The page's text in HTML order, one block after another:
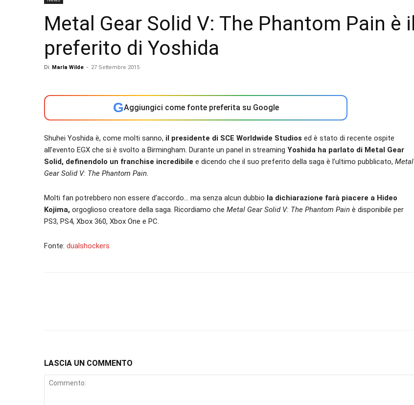
Metal Gear Solid V: The Phantom Pain è il
preferito di Yoshida
Di Marla Wilde - 27 Settembre 2015
GAggiungici come fonte preferita su Google
Shuhei Yoshida è, come molti sanno, il presidente di SCE Worldwide Studios ed è stato di recente ospite
all’evento EGX che si è svolto a Birmingham. Durante un panel in streaming Yoshida ha parlato di Metal Gear
Solid, definendolo un franchise incredibile e dicendo che il suo preferito della saga è l’ultimo pubblicato, Metal
Gear Solid V: The Phantom Pain.
Molti fan potrebbero non essere d’accordo… ma senza alcun dubbio la dichiarazione farà piacere a Hideo
Kojima, orgoglioso creatore della saga. Ricordiamo che Metal Gear Solid V: The Phantom Pain è disponibile per
PS3, PS4, Xbox 360, Xbox One e PC.
Fonte: dualshockers
LASCIA UN COMMENTO